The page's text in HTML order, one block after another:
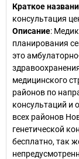
Краткое
консультация
Описание:
планирования
это
медицинского
районов по
консультаций и
всех районов
генетической
бесплатно, так